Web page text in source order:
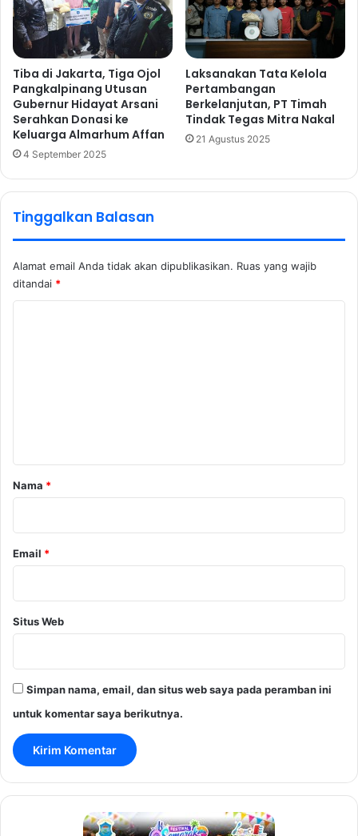
Tiba di Jakarta, Tiga Ojol
Pangkalpinang Utusan
Gubernur Hidayat Arsani
Serahkan Donasi ke
Keluarga Almarhum Affan
4 September 2025
Laksanakan Tata Kelola
Pertambangan
Berkelanjutan, PT Timah
Tindak Tegas Mitra Nakal
21 Agustus 2025
Tinggalkan Balasan
Alamat email Anda tidak akan dipublikasikan. Ruas yang wajib
ditandai *
r
Nama *
Email *
Situs Web
Simpan nama, email, dan situs web saya pada peramban ini
untuk komentar saya berikutnya.